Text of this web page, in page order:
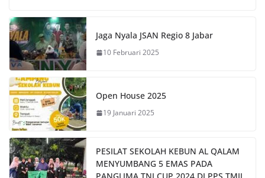
Jaga Nyala JSAN Regio 8 Jabar
10 Februari 2025
Open House 2025
19 Januari 2025
PESILAT SEKOLAH KEBUN AL QALAM
MENYUMBANG 5 EMAS PADA